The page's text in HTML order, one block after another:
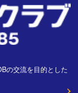
の交流を目的とした